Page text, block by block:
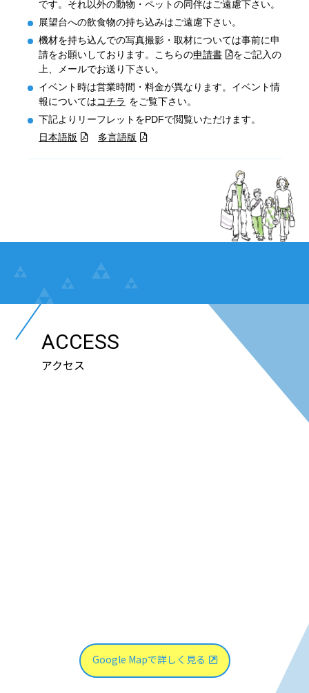
です。それ以外の動物・ペットの同伴はご遠慮下さい。
展望台への飲食物の持ち込みはご遠慮下さい。
機材を持ち込んでの写真撮影・取材については事前に申
請をお願いしております。こちらの申請書
をご記入の
上、メールでお送り下さい。
イベント時は営業時間・料金が異なります。イベント情
報についてはコチラ をご覧下さい。
下記よりリーフレットをPDFで閲覧いただけます。
日本語版
多言語版
ACCESS
アクセス
Google Mapで詳しく見る